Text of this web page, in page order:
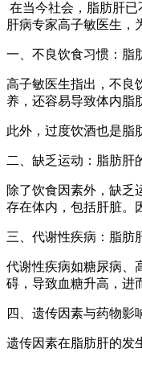
在当今社会，脂肪肝
肝病专家高子敏医生，
一、不良饮食习惯：脂
高子敏医生指出，不良
养，还容易导致体内脂
此外，过度饮酒也是脂
二、缺乏运动：脂肪肝
除了饮食因素外，缺乏
存在体内，包括肝脏。
三、代谢性疾病：脂肪
代谢性疾病如糖尿病、
碍，导致血糖升高，进
四、遗传因素与药物影
遗传因素在脂肪肝的发